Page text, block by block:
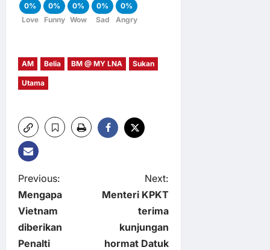
0%
Love
0%
Funny
0%
Wow
0%
Sad
0%
Angry
AM Belia BM @ MY LNA Sukan
Utama
P
o
s
Previous:
Mengapa
Vietnam
diberikan
Penalti
Next:
Menteri KPKT
terima
kunjungan
hormat Datuk